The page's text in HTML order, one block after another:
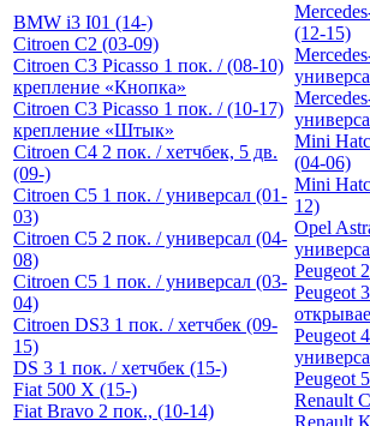
BMW i3 I01 (14-)
Citroen C2 (03-09)
Citroen C3 Picasso 1 пок. / (08-10)
крепление «Кнопка»
Citroen C3 Picasso 1 пок. / (10-17)
крепление «Штык»
Citroen C4 2 пок. / хетчбек, 5 дв.
(09-)
Citroen C5 1 пок. / универсал (01-
03)
Citroen C5 2 пок. / универсал (04-
08)
Citroen C5 1 пок. / универсал (03-
04)
Citroen DS3 1 пок. / хетчбек (09-
15)
DS 3 1 пок. / хетчбек (15-)
Fiat 500 X (15-)
Fiat Bravo 2 пок., (10-14)
(12-15)
Mini
(04-06)
Mini
12)
Opel
Peugeot
Peugeot
Peugeot
Peugeot
Renault